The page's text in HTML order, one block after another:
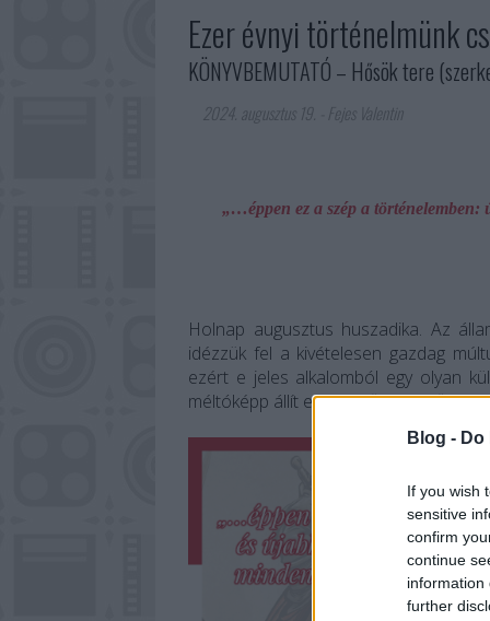
Blog -
If you wish
sensitive
confirm
continue
information
further
Ezer évnyi történelmünk
KÖNYVBEMUTATÓ – Hősök tere
2024. augusztus 19. Fejes Valentin
„…éppen ez a szép a történelemben:
Holnap augusztus huszadika. Az
idézzük fel a kivételesen gazdag
ezért e jeles alkalomból egy olyan
méltóképp állít emléket őseink előtt.